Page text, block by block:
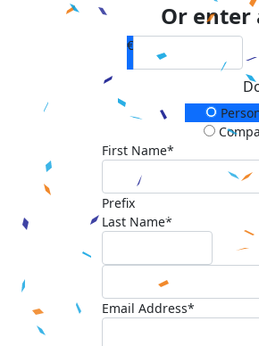
Or
€
Donation Type
First Name*
Prefix
Last Name*
Email Address*